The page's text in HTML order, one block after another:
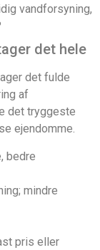
vandforsyning,
det hele
det fulde
af
det tryggeste
ejendomme.
bedre
mindre
pris eller